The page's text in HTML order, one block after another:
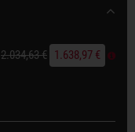
2.034,63 € 1.638,97 €